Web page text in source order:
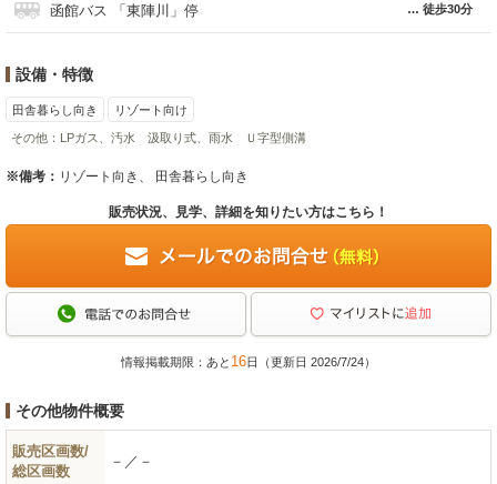
函館バス 「東陣川」停 徒歩30分
設備・特徴
田舎暮らし向き リゾート向け
その他： LPガス、汚水 汲取り式、雨水 Ｕ字型側溝
※備考： リゾート向き、 田舎暮らし向き
販売状況、見学、詳細を知りたい方はこちら！
情報掲載期限：あと 16日（更新日 2026/7/24）
その他物件概要
販売区画数/
総区画数
－／－